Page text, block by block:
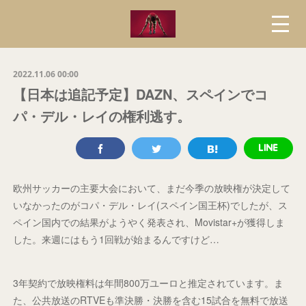
2022.11.06 00:00
【日本は追記予定】DAZN、スペインでコ
パ・デル・レイの権利逃す。
欧州サッカーの主要大会において、まだ今季の放映権が決定して
いなかったのがコパ・デル・レイ(スペイン国王杯)でしたが、ス
ペイン国内での結果がようやく発表され、Movistar+が獲得しま
した。来週にはもう1回戦が始まるんですけど…
3年契約で放映権料は年間800万ユーロと推定されています。ま
た、公共放送のRTVEも準決勝・決勝を含む15試合を無料で放送